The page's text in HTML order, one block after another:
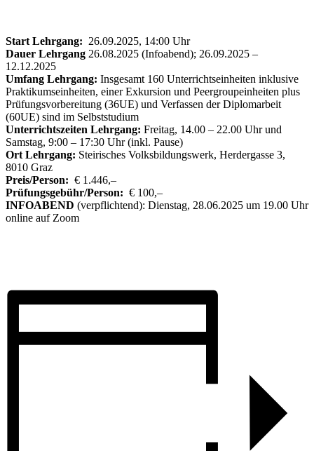
Start Lehrgang: 26.09.2025, 14:00 Uhr
Dauer Lehrgang 26.08.2025 (Infoabend); 26.09.2025 –
12.12.2025
Umfang Lehrgang: Insgesamt 160 Unterrichtseinheiten inklusive
Praktikumseinheiten, einer Exkursion und Peergroupeinheiten plus
Prüfungsvorbereitung (36UE) und Verfassen der Diplomarbeit
(60UE) sind im Selbststudium
Unterrichtszeiten Lehrgang: Freitag, 14.00 – 22.00 Uhr und
Samstag, 9:00 – 17:30 Uhr (inkl. Pause)
Ort Lehrgang: Steirisches Volksbildungswerk, Herdergasse 3,
8010 Graz
Preis/Person: € 1.446,–
Prüfungsgebühr/Person: € 100,–
INFOABEND (verpflichtend): Dienstag, 28.06.2025 um 19.00 Uhr
online auf Zoom